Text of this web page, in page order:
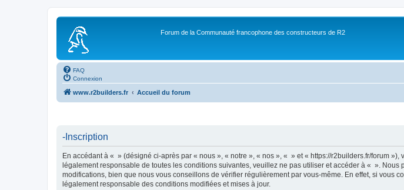
Forum de la Communauté francophone des constructeurs de R2
FAQ
Connexion
www.r2builders.fr Accueil du forum
-Inscription
En accédant à « » (désigné ci-après par « nous », « notre », « nos », « » et « https://r2builders.fr/forum
légalement responsable de toutes les conditions suivantes, veuillez ne pas utiliser et accéder à « ».
modifications, bien que nous vous conseillons de vérifier régulièrement par vous-même. En effet, si vous
légalement responsable des conditions modifiées et mises à jour.